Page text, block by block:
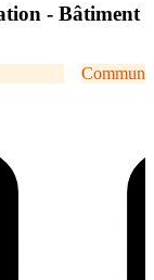
- Bâtiment